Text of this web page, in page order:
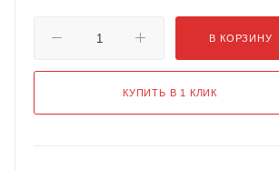
В КОРЗИНУ
КУПИТЬ В 1 КЛИК